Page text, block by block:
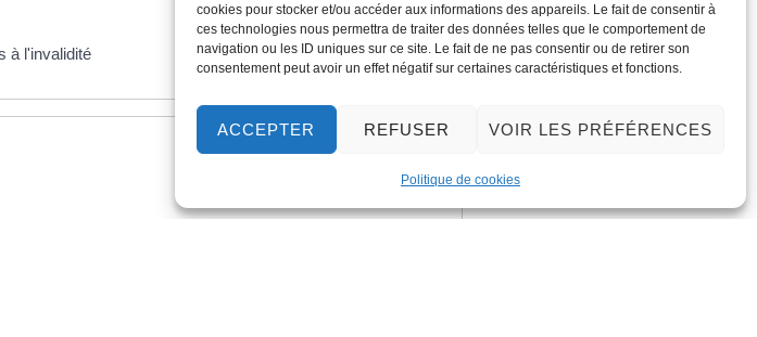
cookies pour stocker et/ou accéder aux informations des appareils. Le fait de consentir à
ces technologies nous permettra de traiter des données telles que le comportement de
navigation ou les ID uniques sur ce site. Le fait de ne pas consentir ou de retirer son
consentement peut avoir un effet négatif sur certaines caractéristiques et fonctions.
ACCEPTER REFUSER VOIR LES PRÉFÉRENCES
Politique de cookies
à l'invalidité